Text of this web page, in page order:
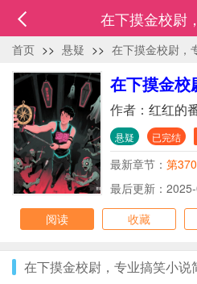
在下摸金校尉
首页 >> 悬疑 >> 在下摸金校尉，
在下摸金校
作者： 红红的
悬疑 已完结
最新章节： 第
最后更新：
阅读
收藏
在下摸金校尉，专业搞笑小说